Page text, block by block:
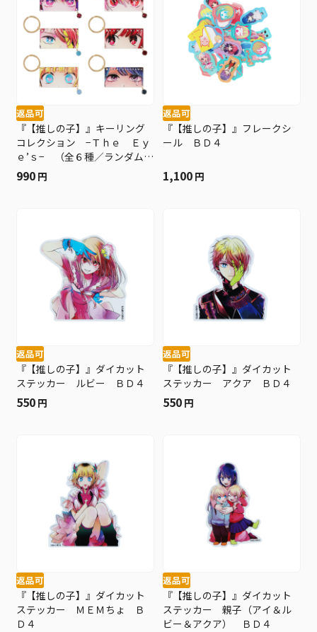
返品可
『【推しの子】』キーリング
コレクション −Ｔｈｅ Ｅｙ
ｅ’ｓ− （全６種／ランダム１
種入り） ＢＤ４
990 円
返品可
『【推しの子】』フレークシ
ール ＢＤ４
1,100 円
返品可
『【推しの子】』ダイカット
ステッカー ルビー ＢＤ４
550 円
返品可
『【推しの子】』ダイカット
ステッカー アクア ＢＤ４
550 円
返品可
『【推しの子】』ダイカット
ステッカー ＭＥＭちょ Ｂ
Ｄ４
返品可
『【推しの子】』ダイカット
ステッカー 親子（アイ＆ル
ビー＆アクア） ＢＤ４